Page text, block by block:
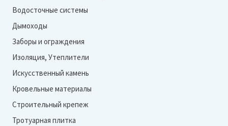
Водосточные системы
Дымоходы
Заборы и ограждения
Изоляция, Утеплители
Искусственный камень
Кровельные материалы
Строительный крепеж
Тротуарная плитка